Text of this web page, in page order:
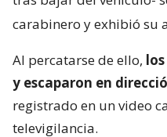
carabinero y exhibió su
Al percatarse de ello,
y escaparon en
registrado en un video
televigilancia.